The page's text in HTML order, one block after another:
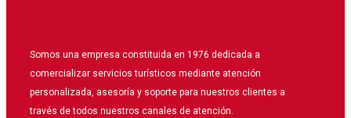
Somos una empresa constituida en 1976 dedicada a
comercializar servicios turísticos mediante atención
personalizada, asesoría y soporte para nuestros clientes a
través de todos nuestros canales de atención.